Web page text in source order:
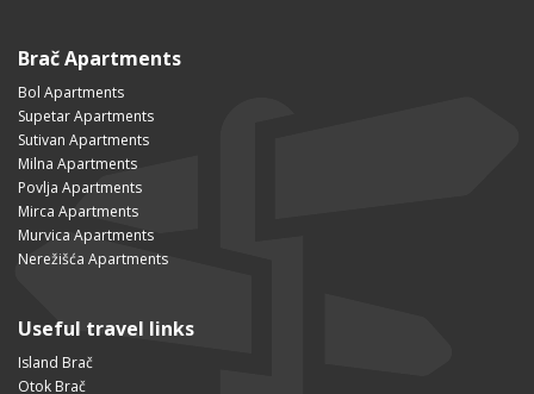
Brač Apartments
Bol Apartments
Supetar Apartments
Sutivan Apartments
Milna Apartments
Povlja Apartments
Mirca Apartments
Murvica Apartments
Nerežišća Apartments
Useful travel links
Island Brač
Otok Brač